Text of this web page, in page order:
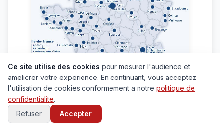
Ce site utilise des cookies pour mesurer l'audience et
ameliorer votre experience. En continuant, vous acceptez
l'utilisation de cookies conformement a notre politique de
confidentialite.
Refuser
Accepter